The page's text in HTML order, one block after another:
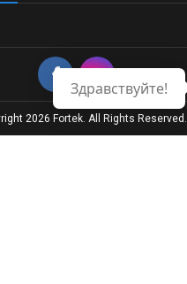
Здравствуйте!
2026 Fortek. All Rights Reserved.